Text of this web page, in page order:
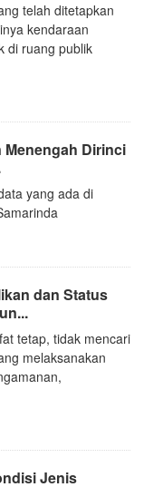
telah ditetapkan
kendaraan
di ruang publik
Dirinci
yang ada di
dan Status
tetap, tidak mencari
melaksanakan
Jenis